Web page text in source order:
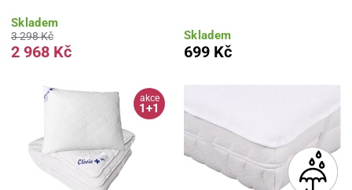
Skladem
3 298 Kč
2 968 Kč
Skladem
699 Kč
akce
1+1